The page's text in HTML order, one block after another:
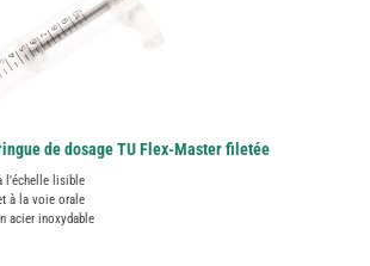
de dosage TU Flex-Master filetée
l'échelle lisible
à la voie orale
acier inoxydable